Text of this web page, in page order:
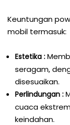
Keuntungan
mobil termasuk:
Estetika :
seragam,
disesuaikan.
Perlindungan :
cuaca
keindahan.